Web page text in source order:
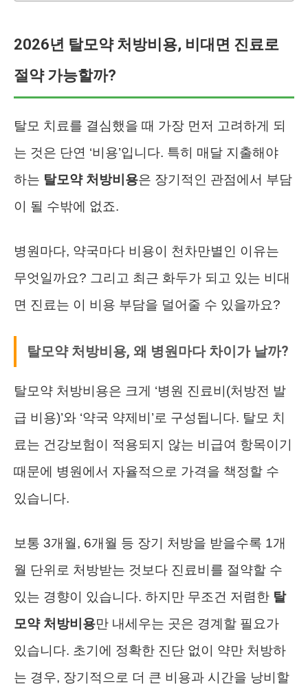
2026년 탈모약 처방비용, 비대면 진료로
절약 가능할까?
탈모 치료를 결심했을 때 가장 먼저 고려하게 되
는 것은 단연 ‘비용’입니다. 특히 매달 지출해야
하는 탈모약 처방비용은 장기적인 관점에서 부담
이 될 수밖에 없죠.
병원마다, 약국마다 비용이 천차만별인 이유는
무엇일까요? 그리고 최근 화두가 되고 있는 비대
면 진료는 이 비용 부담을 덜어줄 수 있을까요?
탈모약 처방비용, 왜 병원마다 차이가 날까?
탈모약 처방비용은 크게 ‘병원 진료비(처방전 발
급 비용)’와 ‘약국 약제비’로 구성됩니다. 탈모 치
료는 건강보험이 적용되지 않는 비급여 항목이기
때문에 병원에서 자율적으로 가격을 책정할 수
있습니다.
보통 3개월, 6개월 등 장기 처방을 받을수록 1개
월 단위로 처방받는 것보다 진료비를 절약할 수
있는 경향이 있습니다. 하지만 무조건 저렴한 탈
모약 처방비용만 내세우는 곳은 경계할 필요가
있습니다. 초기에 정확한 진단 없이 약만 처방하
는 경우, 장기적으로 더 큰 비용과 시간을 낭비할